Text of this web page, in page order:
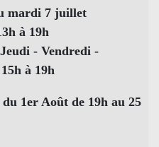
mardi 7 juillet
à 19h
- Vendredi -
à 19h
1er Août de 19h au 25